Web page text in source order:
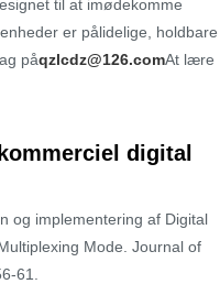
til at imødekomme
er pålidelige, holdbare
påqzlcdz@126.comAt lære
digital
og implementering af Digital
Mode. Journal of
61.